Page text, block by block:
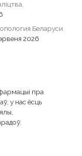
Беларуси
2026
пра
у нас ёсць